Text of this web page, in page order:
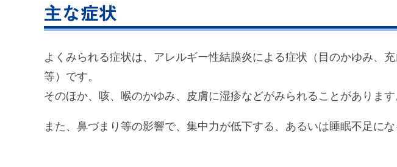
主な症状
よくみられる症状は、アレルギー性結膜炎による症状（目のかゆみ、
等）です。
そのほか、咳、喉のかゆみ、皮膚に湿疹などがみられることがあります
また、鼻づまり等の影響で、集中力が低下する、あるいは睡眠不足に